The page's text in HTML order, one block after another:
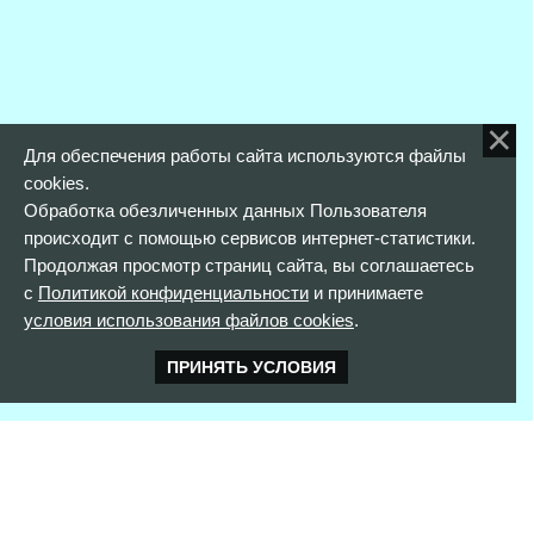
Для обеспечения работы сайта используются файлы
cookies.
Обработка обезличенных данных Пользователя
происходит с помощью сервисов интернет-статистики.
Продолжая просмотр страниц сайта, вы соглашаетесь
с Политикой конфиденциальностии принимаете
условия использования файлов cookies.
ПРИНЯТЬ УСЛОВИЯ